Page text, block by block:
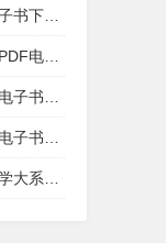
盘资源
网盘资源
盘资源
盘资源
网盘下载